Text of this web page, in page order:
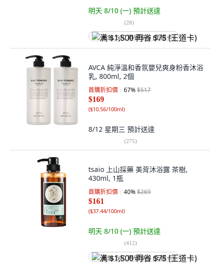
明天 8/10 (一) 預計送達
(28)
满 $1,500 再省 $75 (王道卡)
AVCA 純淨溫和香氛嬰兒爽身粉香沐浴
乳, 800ml, 2個
首購折扣價 67%$517
$169
($10.56/100ml)
8/12 星期三 預計送達
(275)
tsaio 上山採藥 美背沐浴露 茶樹,
430ml, 1瓶
首購折扣價 40%$269
$161
($37.44/100ml)
明天 8/10 (一) 預計送達
(412)
满 $1,500 再省 $75 (王道卡)